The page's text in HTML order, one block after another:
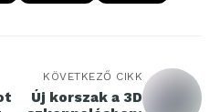
KÖVETKEZŐ CIKK
Új korszak a 3D